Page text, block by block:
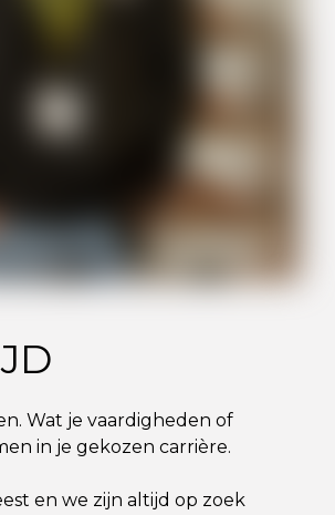
Wat je vaardigheden of
in je gekozen carrière.
en we zijn altijd op zoek